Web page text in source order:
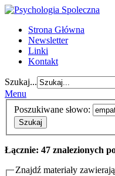
Strona Główna
Newsletter
Linki
Kontakt
Szukaj...
Menu
Poszukiwane słowo:
Szukaj
Łącznie: 47 znalezionych
Znajdź materiały